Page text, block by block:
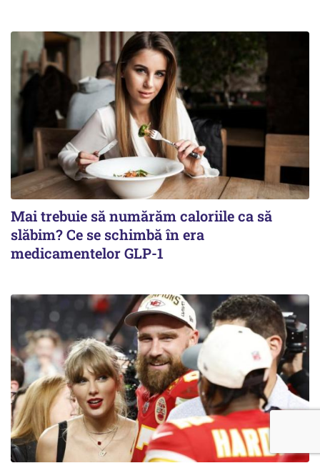
Mai trebuie să numărăm caloriile ca să
slăbim? Ce se schimbă în era
medicamentelor GLP-1